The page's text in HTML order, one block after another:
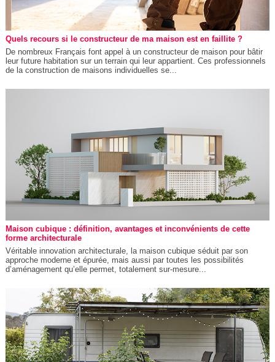
Quels recours si le constructeur de ma maison est en faillite ?
De nombreux Français font appel à un constructeur de maison pour bâtir
leur future habitation sur un terrain qui leur appartient. Ces professionnels
de la construction de maisons individuelles se...
Maison cubique : définition, avantages et inconvénients de cette
forme architecturale
Véritable innovation architecturale, la maison cubique séduit par son
approche moderne et épurée, mais aussi par toutes les possibilités
d’aménagement qu’elle permet, totalement sur-mesure...